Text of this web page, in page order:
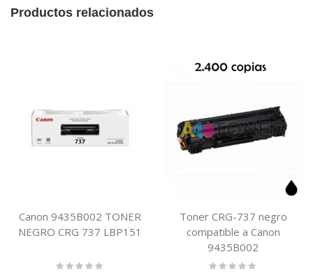
Productos relacionados
Canon 9435B002 TONER
NEGRO CRG 737 LBP151
Rating:
Toner CRG-737 negro
compatible a Canon
9435B002
Rating: